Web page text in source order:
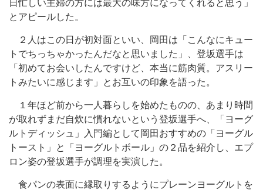
日忙しい主婦の方には最大の味方になってくれると思う」
とアピールした。
２人はこの日が初対面といい、岡田は「こんなにキュー
トでちっちゃかったんだなと思いました」、登坂選手は
「初めてお会いしたんですけど、本当に筋肉質。アスリー
トみたいに感じます」とお互いの印象を語った。
１年ほど前から一人暮らしを始めたものの、あまり時間
が取れずまだ自炊に慣れないという登坂選手へ、「ヨーグ
ルトディッシュ」入門編として岡田おすすめの「ヨーグル
トースト」と「ヨーグルトボール」の２品を紹介し、エプ
ロン姿の登坂選手が調理を実演した。
食パンの表面に縁取りするようにプレーンヨーグルトを